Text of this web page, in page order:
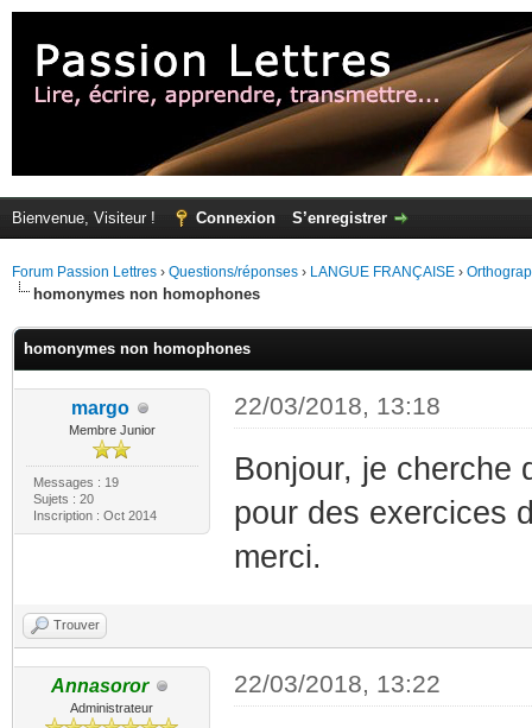
Bienvenue, Visiteur ! Connexion S’enregistrer
Forum Passion Lettres › Questions/réponses › LANGUE FRANÇAISE ›
homonymes non homophones
homonymes non homophones
margo
Membre Junior
Messages : 19
Sujets : 20
Inscription : Oct 2014
22/03/2018, 13:18
Bonjour, je cherche
pour des exercices
merci.
Trouver
Annasoror
Administrateur
22/03/2018, 13:22